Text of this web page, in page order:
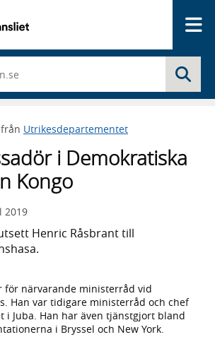
Utrikesdepartementet
i Demokratiska
Kongo
2019
Henric Råsbrant till
för närvarande ministerråd vid
Han var tidigare ministerråd och chef
i Juba. Han har även tjänstgjort bland
i Bryssel och New York.